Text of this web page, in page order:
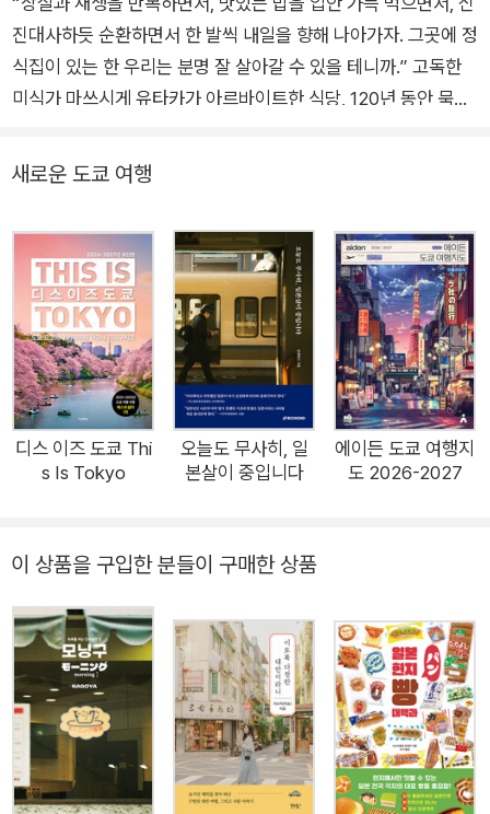
게, 도쿄의 킷사텐』 『501XX는 누가 만들었는가』 『도쿄 호텔 도
감』 『디자이너 마음으로 걷다』 『몸과 이야기하다, 언어와 춤추
다』 『저공비행』 『좋아하는 일을 하고 있다면』 등을 우리말로 옮
겼으며 『이상하게 그리운 기분』(공저)을 썼다.
진대사하듯 순환하면서 한 발씩 내일을 향해 나아가자. 그곳에 정
식집이 있는 한 우리는 분명 잘 살아갈 수 있을 테니까.” 고독한
미식가 마쓰시게 유타카가 아르바이트한 식당, 120년 동안 묵묵
는 도쿄의 정식집 25곳 이야기 오늘은 뭘 먹을까? 어떤 식당에
만큼 그날의 기운을 북돋아 주는 것은 없을 것이다. 『든든하게, 도
쿄의 정식집』은 도쿄에서 오랫동안 자리를 지키며 사람들의 뱃속
을 든든하게 채워온 정식집 25곳의 이야기를 담은 책이다. 소복
이 올라간 밥에 건더기 듬뿍 된장국, 큼직한 생선이나 고기 메인
반찬 하나에 작은 반찬이 여러 개 곁들여 나오는 정식은 도쿄에
사는 이들의 일상에서 빼놓을 수 없는 존재다. 닭튀김 요리인 가
라아게정식, 전갱이튀김정식, 소바 세트 등 매일 먹어도 질리지
않는 가정식 식당의 음식들이 이 책에는 가득 등장한다. 그렇다고
이 책이 단순히 맛있는 식당과 음식을 소개하는 책은 아니다. 짧
정을 지닌 단골손님, 오랫동안 식재료를 제공하며 함께 해온 사람
등 그곳에 스며들어 있는 사람들의 이야기를 파고든다. 손님들은
저마다 다른 이유로 가게를 찾지만, 그곳에서 잠시나마 속도를 늦
추고 밥 한 끼를 통해 일상의 위안을 얻는다. 저자는 이러한 순간
들을 포착하며 밥집은 단순한 식사의 공간이 아니라 도시 사람들
의 삶과 정서를 잇는 작은 사회임을 강조한다. 그리고 그렇게 형
성한 작은 사회가 작은 정식집을 오랫동안 유지하게 하는 원동력
이 되어간다. 이 책 『든든하게, 도쿄의 정식집』을 읽다 보면 음식
새로운 도쿄 여행
디스 이즈 도쿄 Thi
s Is Tokyo
오늘도 무사히, 일
본살이 중입니다
에이든 도쿄 여행지
도 2026-2027
이 상품을 구입한 분들이 구매한 상품